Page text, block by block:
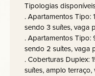
Tipologias
. Apartamentos Tipo:
sendo 3 suítes, vaga
. Apartamentos
sendo 2 suítes, vaga
. Coberturas Duplex:
suítes, amplo